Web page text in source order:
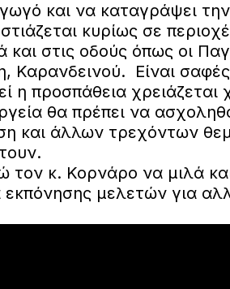
και να καταγράψει
κυρίως σε
στις οδούς όπως οι
Καρανδεινού. Είναι σαφές
η προσπάθεια χρειάζεται
θα πρέπει να
και άλλων τρεχόντων
τον κ. Κορνάρο να μιλά
εκπόνησης μελετών για